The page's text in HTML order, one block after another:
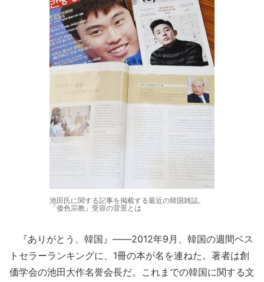
池田氏に関する記事を掲載する最近の韓国雑誌。
「倭色宗教」受容の背景とは
『ありがとう、韓国』――2012年9月、韓国の週間ベス
トセラーランキングに、1冊の本が名を連ねた。著者は創
価学会の池田大作名誉会長だ。これまでの韓国に関する文